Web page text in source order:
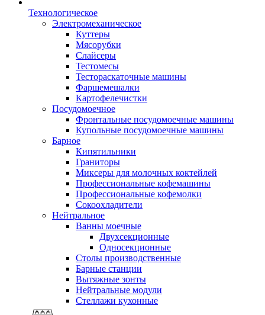
Технологическое
Электромеханическое
Куттеры
Мясорубки
Слайсеры
Тестомесы
Тестораскаточные машины
Фаршемешалки
Картофелечистки
Посудомоечное
Фронтальные посудомоечные машины
Купольные посудомоечные машины
Барное
Кипятильники
Граниторы
Миксеры для молочных коктейлей
Профессиональные кофемашины
Профессиональные кофемолки
Сокоохладители
Нейтральное
Ванны моечные
Двухсекционные
Односекционные
Столы производственные
Барные станции
Вытяжные зонты
Нейтральные модули
Стеллажи кухонные